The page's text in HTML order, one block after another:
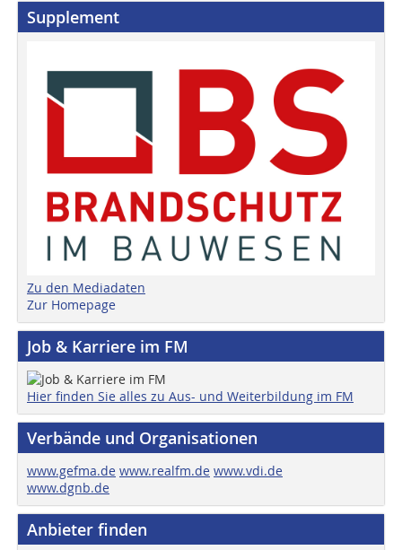
Supplement
Zu den Mediadaten
Zur Homepage
Job & Karriere im FM
Hier finden Sie alles zu Aus- und Weiterbildung im FM
Verbände und Organisationen
www.gefma.de www.realfm.de www.vdi.de
www.dgnb.de
Anbieter finden